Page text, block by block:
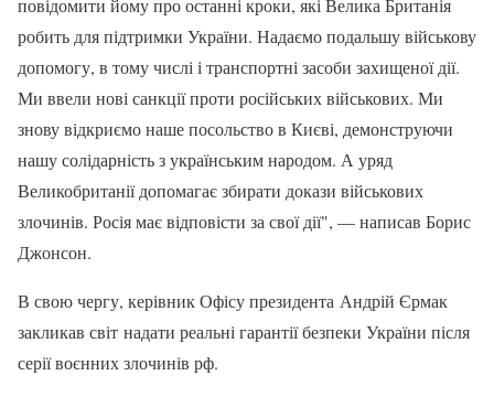
повідомити йому про останні кроки, які Велика Британія
робить для підтримки України. Надаємо подальшу військову
допомогу, в тому числі і транспортні засоби захищеної дії.
Ми ввели нові санкції проти російських військових. Ми
знову відкриємо наше посольство в Києві, демонструючи
нашу солідарність з українським народом. А уряд
Великобританії допомагає збирати докази військових
злочинів. Росія має відповісти за свої дії", — написав Борис
Джонсон.
В свою чергу, керівник Офісу президента Андрій Єрмак
закликав світ надати реальні гарантії безпеки України після
серії воєнних злочинів рф.